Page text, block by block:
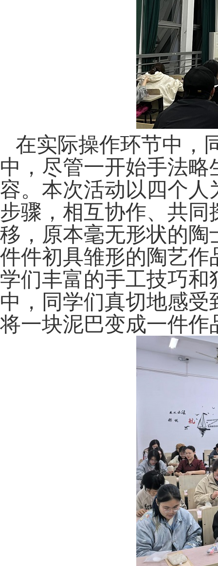
在实际操作环节中，
中，尽管一开始手法
容。本次活动以四个
步骤，相互协作、共
移，原本毫无形状的
件件初具雏形的陶艺
学们丰富的手工技巧
中，同学们真切地感
将一块泥巴变成一件作